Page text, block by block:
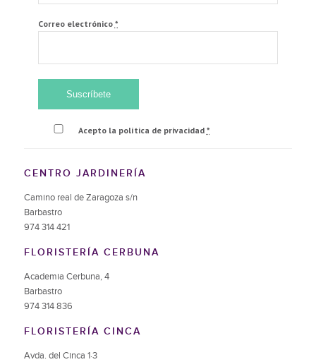
Correo electrónico *
Acepto la política de privacidad *
CENTRO JARDINERÍA
Camino real de Zaragoza s/n
Barbastro
974 314 421
FLORISTERÍA CERBUNA
Academia Cerbuna, 4
Barbastro
974 314 836
FLORISTERÍA CINCA
Avda. del Cinca 1·3